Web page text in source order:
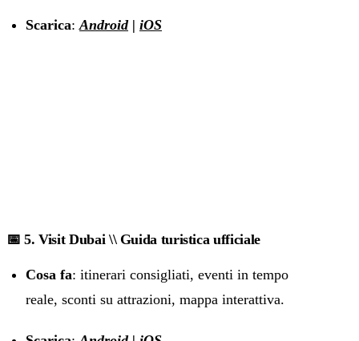
Scarica:Android | iOS
📅 5. Visit Dubai \\ Guida turistica ufficiale
Cosa fa: itinerari consigliati, eventi in tempo
reale, sconti su attrazioni, mappa interattiva.